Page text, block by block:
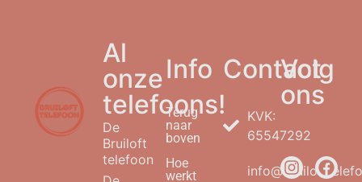
Al
onze
telefoons!
De
Bruiloft
telefoon
Info
Terug
naar
boven
Hoe
werkt
Contact
KVK:
65547292
Volg
ons